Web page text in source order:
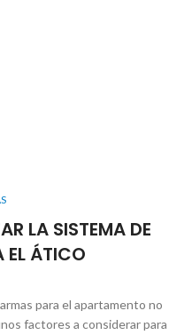
LA SISTEMA DE
EL ÁTICO
para el apartamento no
factores a considerar para